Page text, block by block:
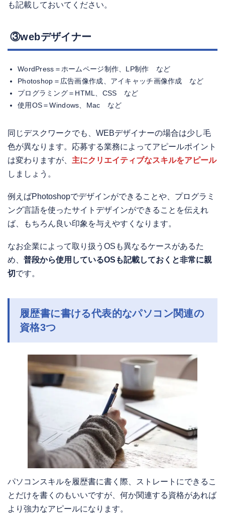
も記載しておいてください。
③webデザイナー
WordPress＝ホームページ制作、LP制作 など
Photoshop＝広告画像作成、アイキャッチ画像作成 など
プログラミング＝HTML、CSS など
使用OS＝Windows、Mac など
同じデスクワークでも、WEBデザイナーの場合は少し毛
色が異なります。応募する業務によってアピールポイント
は変わりますが、 主にクリエイティブなスキルをアピール
しましょう。
例えばPhotoshopでデザインができることや、プログラミ
ング言語を使ったサイトデザインができることを伝えれ
ば、もちろん良い印象を与えやすくなります。
なお企業によって取り扱うOSも異なるケースがあるた
め、 普段から使用しているOSも記載しておくと非常に親
切です。
履歴書に書ける代表的なパソコン関連の
資格3つ
パソコンスキルを履歴書に書く際、ストレートにできるこ
とだけを書くのもいいですが、何か関連する資格があれば
より強力なアピールになります。